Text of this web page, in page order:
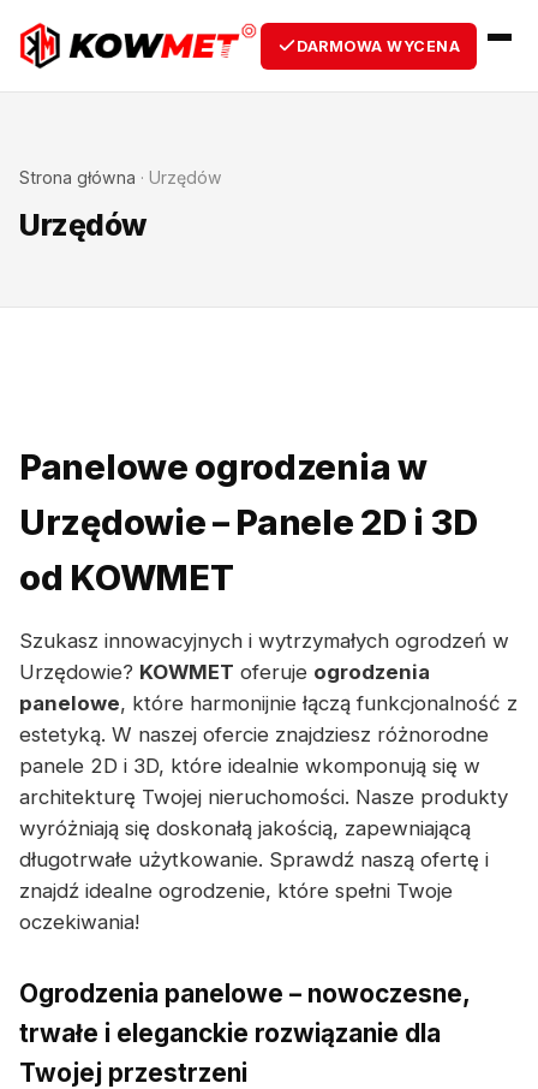
DARMOWA WYCENA
Strona główna · Urzędów
Urzędów
Panelowe ogrodzenia w
Urzędowie – Panele 2D i 3D
od KOWMET
Szukasz innowacyjnych i wytrzymałych ogrodzeń w
Urzędowie? KOWMET oferuje ogrodzenia
panelowe, które harmonijnie łączą funkcjonalność z
estetyką. W naszej ofercie znajdziesz różnorodne
panele 2D i 3D, które idealnie wkomponują się w
architekturę Twojej nieruchomości. Nasze produkty
wyróżniają się doskonałą jakością, zapewniającą
długotrwałe użytkowanie. Sprawdź naszą ofertę i
znajdź idealne ogrodzenie, które spełni Twoje
oczekiwania!
Ogrodzenia panelowe – nowoczesne,
trwałe i eleganckie rozwiązanie dla
Twojej przestrzeni